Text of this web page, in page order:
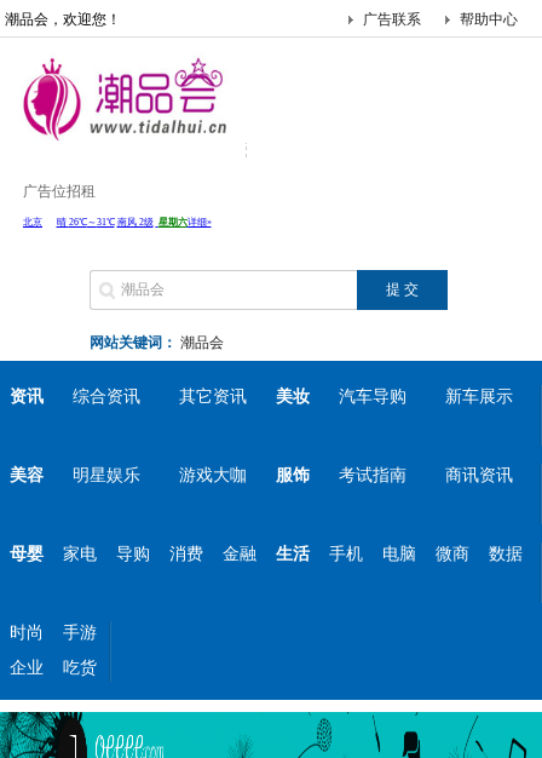
潮品会，欢迎您！ 帮助中心
广告联系
广告位招租
网站关键词： 潮品会
资讯 综合资讯 其它资讯 美妆 汽车导购 新车展示
美容 明星娱乐 游戏大咖 服饰 考试指南 商讯资讯
母婴 家电 导购 消费 金融 生活 手机 电脑 微商 数据
时尚
手游
企业
吃货